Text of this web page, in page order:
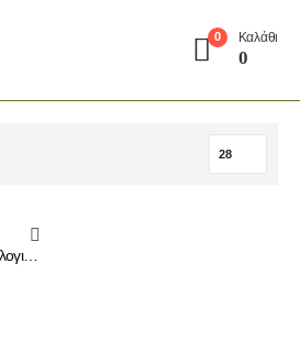
0 Καλάθι
0
Bran Sticks Bio 250γρ – Βιολογικά Στικς Πίτουρου Χωρίς Ζάχαρη